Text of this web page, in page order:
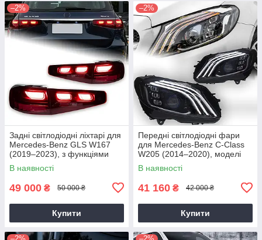
–2%
Задні світлодіодні ліхтарі для
Mercedes-Benz GLS W167
(2019–2023), з функціями
DRL та поворотників
В наявності
49 000 ₴ 50 000 ₴
Купити
–2%
Передні світлодіодні фари
для Mercedes-Benz C-Class
W205 (2014–2020), моделі
C180, C200, C260, C300 —
проекційні лінзи з DRL
В наявності
41 160 ₴ 42 000 ₴
Купити